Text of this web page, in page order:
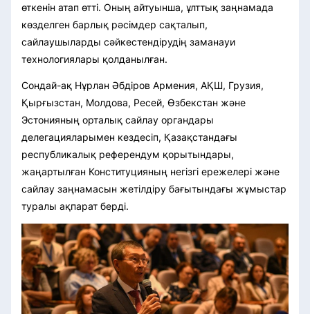
өткенін атап өтті. Оның айтуынша, ұлттық заңнамада
көзделген барлық рәсімдер сақталып,
сайлаушыларды сәйкестендірудің заманауи
технологиялары қолданылған.
Сондай-ақ Нұрлан Әбдіров Армения, АҚШ, Грузия,
Қырғызстан, Молдова, Ресей, Өзбекстан және
Эстонияның орталық сайлау органдары
делегацияларымен кездесіп, Қазақстандағы
республикалық референдум қорытындары,
жаңартылған Конституцияның негізгі ережелері және
сайлау заңнамасын жетілдіру бағытындағы жұмыстар
туралы ақпарат берді.